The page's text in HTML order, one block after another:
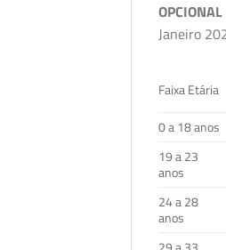
Janeiro
Faixa Etária
0 a 18 anos
19 a 23
anos
24 a 28
anos